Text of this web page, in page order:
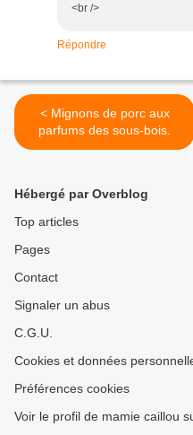
<br />
Répondre
< Mignons de porc aux
parfums des sous-bois.
Hébergé par Overblog
Top articles
Pages
Contact
Signaler un abus
C.G.U.
Cookies et données
Préférences cookies
Voir le profil de mamie caillou